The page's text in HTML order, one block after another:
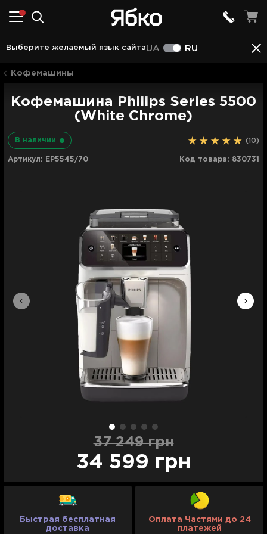
Выберите желаемый язык сайтаUA RU
Аксессуары Описание Характеристики
Кофемашины
Кофемашина Philips Series 5500
(White Chrome)
В наличии
Код товара: 830731
Артикул: EP5545/70
(10)
37 249 грн
34 599 грн
Быстрая бесплатная
доставка
Оплата Частями до 24
платежей